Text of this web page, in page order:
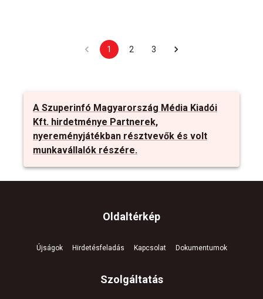
1 2 3
A Szuperinfó Magyarország Média Kiadói
Kft. hirdetménye Partnerek,
nyereményjátékban résztvevők és volt
munkavállalók részére.
Szolgáltatás
Oldaltérkép
Újságok Hirdetésfeladás Kapcsolat Dokumentumok